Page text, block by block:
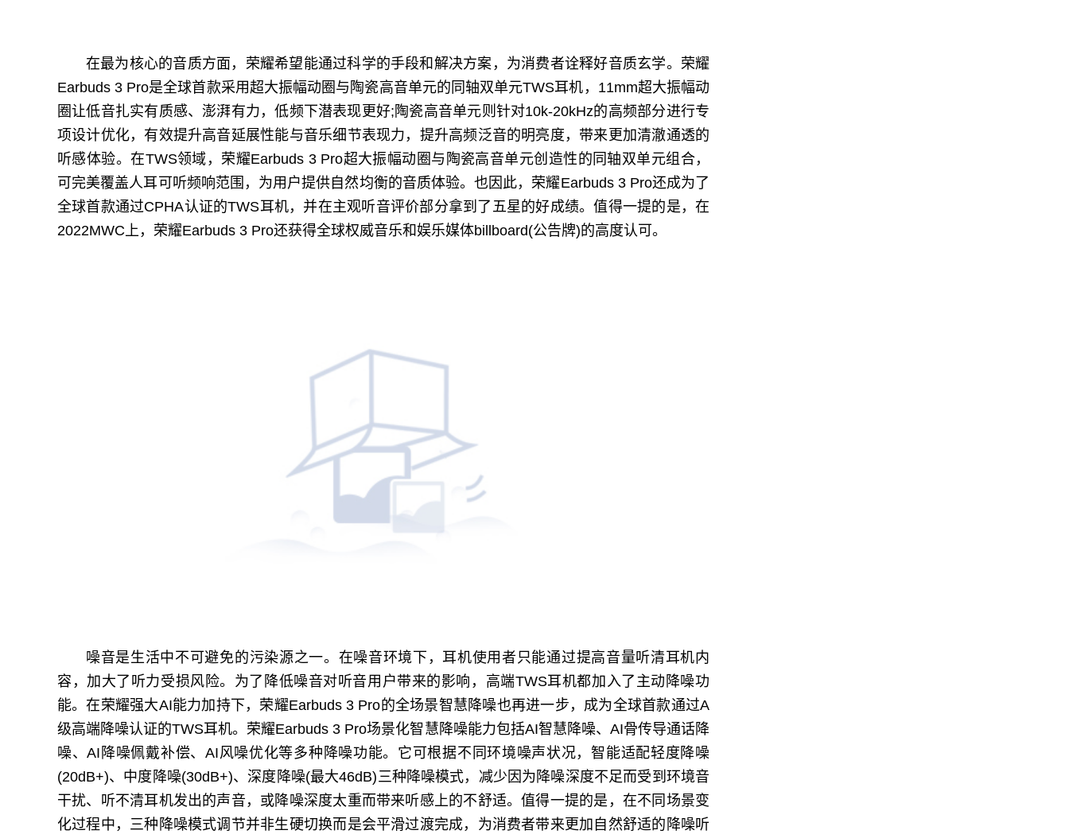
在最为核心的音质方面，荣耀希望能通过科学的手段和解决方案，为消费者诠释好音质玄学。荣耀
Earbuds 3 Pro是全球首款采用超大振幅动圈与陶瓷高音单元的同轴双单元TWS耳机，11mm超大振幅动
圈让低音扎实有质感、澎湃有力，低频下潜表现更好;陶瓷高音单元则针对10k-20kHz的高频部分进行专
项设计优化，有效提升高音延展性能与音乐细节表现力，提升高频泛音的明亮度，带来更加清澈通透的
听感体验。在TWS领域，荣耀Earbuds 3 Pro超大振幅动圈与陶瓷高音单元创造性的同轴双单元组合，
可完美覆盖人耳可听频响范围，为用户提供自然均衡的音质体验。也因此，荣耀Earbuds 3 Pro还成为了
全球首款通过CPHA认证的TWS耳机，并在主观听音评价部分拿到了五星的好成绩。值得一提的是，在
2022MWC上，荣耀Earbuds 3 Pro还获得全球权威音乐和娱乐媒体billboard(公告牌)的高度认可。
噪音是生活中不可避免的污染源之一。在噪音环境下，耳机使用者只能通过提高音量听清耳机内
容，加大了听力受损风险。为了降低噪音对听音用户带来的影响，高端TWS耳机都加入了主动降噪功
能。在荣耀强大AI能力加持下，荣耀Earbuds 3 Pro的全场景智慧降噪也再进一步，成为全球首款通过A
级高端降噪认证的TWS耳机。荣耀Earbuds 3 Pro场景化智慧降噪能力包括AI智慧降噪、AI骨传导通话降
噪、AI降噪佩戴补偿、AI风噪优化等多种降噪功能。它可根据不同环境噪声状况，智能适配轻度降噪
(20dB+)、中度降噪(30dB+)、深度降噪(最大46dB)三种降噪模式，减少因为降噪深度不足而受到环境音
干扰、听不清耳机发出的声音，或降噪深度太重而带来听感上的不舒适。值得一提的是，在不同场景变
化过程中，三种降噪模式调节并非生硬切换而是会平滑过渡完成，为消费者带来更加自然舒适的降噪听